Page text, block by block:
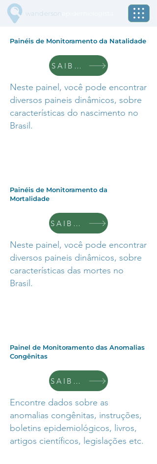
wanderson
Painéis de Monitoramento da Natalidade
SAIBA +
Neste painel, você pode encontrar
diversos paineis dinâmicos, sobre
características do nascimento no
Brasil.
Painéis de Monitoramento da
Mortalidade
SAIBA +
Neste painel, você pode encontrar
diversos paineis dinâmicos, sobre
características das mortes no
Brasil.
Painel de Monitoramento das Anomalias
Congênitas
SAIBA +
Encontre dados sobre as
anomalias congênitas, instruções,
boletins epidemiológicos, livros,
artigos científicos, legislações etc.